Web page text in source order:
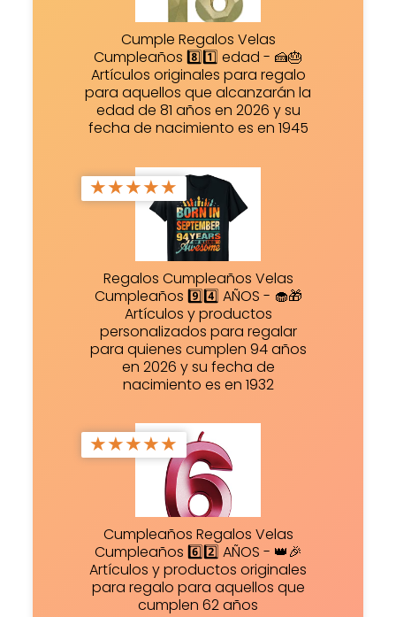
Cumple Regalos Velas
Cumpleaños 8️⃣1️⃣ edad - 🍰🎂
Artículos originales para regalo
para aquellos que alcanzarán la
edad de 81 años en 2026 y su
fecha de nacimiento es en 1945
★★★★★
Regalos Cumpleaños Velas
Cumpleaños 9️⃣4️⃣ AÑOS - 🧁🎁
Artículos y productos
personalizados para regalar
para quienes cumplen 94 años
en 2026 y su fecha de
nacimiento es en 1932
★★★★★
Cumpleaños Regalos Velas
Cumpleaños 6️⃣2️⃣ AÑOS - 👑🎉
Artículos y productos originales
para regalo para aquellos que
cumplen 62 años